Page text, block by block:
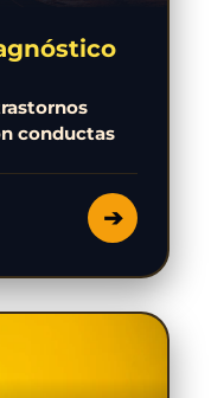
conductas
➔